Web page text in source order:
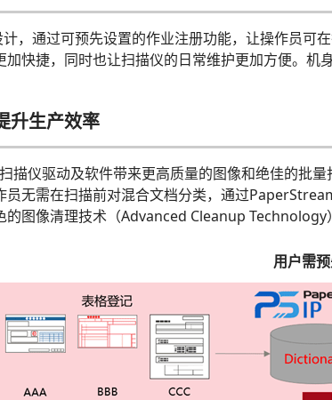
，通过可预先设置的作业注册功能，让操作员可
快捷，同时也让扫描仪的日常维护更加方便。机
升生产效率
描仪驱动及软件带来更高质量的图像和绝佳的批
员无需在扫描前对混合文档分类，通过
图像清理技术（Advanced Cleanup Technology
用户需预